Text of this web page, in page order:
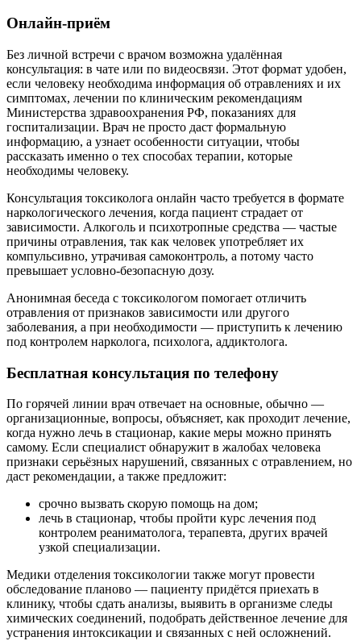
Онлайн-приём
Без личной встречи с врачом возможна удалённая
консультация: в чате или по видеосвязи. Этот формат удобен,
если человеку необходима информация об отравлениях и их
симптомах, лечении по клиническим рекомендациям
Министерства здравоохранения РФ, показаниях для
госпитализации. Врач не просто даст формальную
информацию, а узнает особенности ситуации, чтобы
рассказать именно о тех способах терапии, которые
необходимы человеку.
Консультация токсиколога онлайн часто требуется в формате
наркологического лечения, когда пациент страдает от
зависимости. Алкоголь и психотропные средства — частые
причины отравления, так как человек употребляет их
компульсивно, утрачивая самоконтроль, а потому часто
превышает условно-безопасную дозу.
Анонимная беседа с токсикологом помогает отличить
отравления от признаков зависимости или другого
заболевания, а при необходимости — приступить к лечению
под контролем нарколога, психолога, аддиктолога.
Бесплатная консультация по телефону
По горячей линии врач отвечает на основные, обычно —
организационные, вопросы, объясняет, как проходит лечение,
когда нужно лечь в стационар, какие меры можно принять
самому. Если специалист обнаружит в жалобах человека
признаки серьёзных нарушений, связанных с отравлением, но
даст рекомендации, а также предложит:
срочно вызвать скорую помощь на дом;
лечь в стационар, чтобы пройти курс лечения под
контролем реаниматолога, терапевта, других врачей
узкой специализации.
Медики отделения токсикологии также могут провести
обследование планово — пациенту придётся приехать в
клинику, чтобы сдать анализы, выявить в организме следы
химических соединений, подобрать действенное лечение для
устранения интоксикации и связанных с ней осложнений.